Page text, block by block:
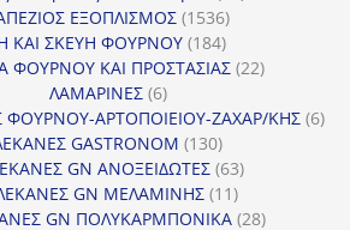
ΕΞΟΠΛΙΣΜΟΣ 15361536
προϊόντα
ΚΑΙ ΣΚΕΥΗ ΦΟΥΡΝΟΥ 184184
προϊόντα
ΦΟΥΡΝΟΥ ΚΑΙ ΠΡΟΣΤΑΣΙΑΣ 2222
ΛΑΜΑΡΙΝΕΣ 66
προϊόντα
ΦΟΥΡΝΟΥ-ΑΡΤΟΠΟΙΕΙΟΥ-ΖΑΧΑΡ/ΚΗΣ 66
GASTRONOM 130130
προϊόντα
GN ΑΝΟΞΕΙΔΩΤΕΣ 6363
GN ΜΕΛΑΜΙΝΗΣ 1111
προϊόντα
GN ΠΟΛΥΚΑΡΜΠΟΝΙΚΑ 2828